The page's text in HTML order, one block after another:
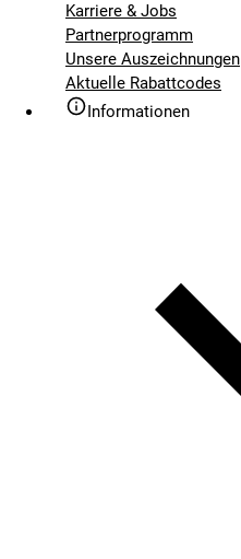
Karriere & Jobs
Partnerprogramm
Unsere Auszeichnungen
Aktuelle Rabattcodes
Informationen